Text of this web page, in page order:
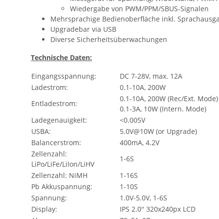
Wiedergabe von PWM/PPM/SBUS-Signalen
Mehrsprachige Bedienoberfläche inkl.
Upgradebar via USB
Diverse Sicherheitsüberwachungen
Technische Daten:
Eingangsspannung:
DC 7-28V, max. 12A
Ladestrom:
0.1-10A, 200W
Entladestrom:
0.1-10A, 200W (Rec/Ext. Mode)
0.1-3A, 10W (Intern. Mode)
Ladegenauigkeit:
<0.005V
USBA:
5.0V@10W (or Upgrade)
Balancerstrom:
400mA, 4.2V
Zellenzahl:
LiPo/LiFe/LiIon/LiHV
1-6S
Zellenzahl: NiMH
1-16S
Pb Akkuspannung:
1-10S
Spannung:
1.0V-5.0V, 1-6S
Display:
IPS 2.0'' 320x240px LCD